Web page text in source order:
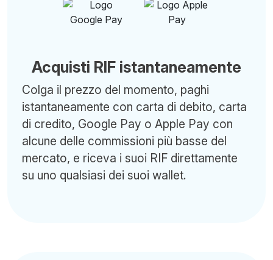
Acquisti RIF istantaneamente
Colga il prezzo del momento, paghi
istantaneamente con carta di debito, carta
di credito, Google Pay o Apple Pay con
alcune delle commissioni più basse del
mercato, e riceva i suoi RIF direttamente
su uno qualsiasi dei suoi wallet.